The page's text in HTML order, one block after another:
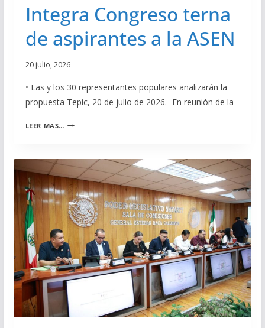
E
L
A
S
N
R
O
P
R
A
A
N
I
C
Ó
D
E
C
U
E
N
T
Integra Congreso terna
de aspirantes a la ASEN
20 julio, 2026
• Las y los 30 representantes populares analizarán la
propuesta Tepic, 20 de julio de 2026.- En reunión de la
LEER MAS…
E
R
A
C
O
G
R
E
S
O
T
E